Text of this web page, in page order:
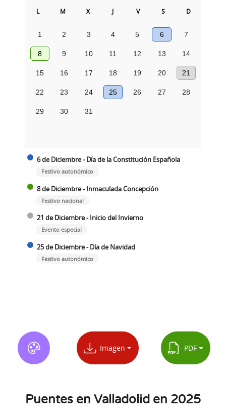
L M X J V S D
1 2 3 4 5 6 7
8 9 10 11 12 13 14
15 16 17 18 19 20 21
22 23 24 25 26 27 28
29 30 31
6 de Diciembre - Día de la Constitución Española
Festivo autonómico
8 de Diciembre - Inmaculada Concepción
Festivo nacional
21 de Diciembre - Inicio del Invierno
Evento especial
25 de Diciembre - Día de Navidad
Festivo autonómico
Imagen PDF
Puentes en Valladolid en 2025